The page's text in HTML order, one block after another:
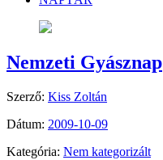
Nemzeti Gyásznap
Szerző: Kiss Zoltán
Dátum: 2009-10-09
Kategória: Nem kategorizált